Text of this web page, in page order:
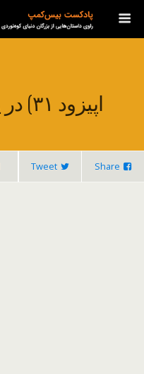
اپیزود ۳۱) در پوبدا چه گذشت؟
Share
Tweet